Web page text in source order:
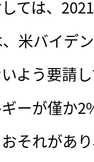
ては、
米バイデ
よう要請
ーが僅か
それがあ